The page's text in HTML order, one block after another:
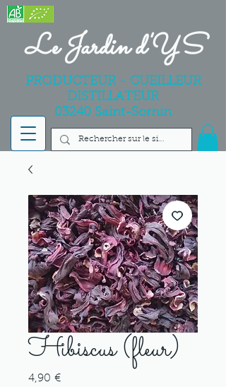
Le Jardin d'YS
PRODUCTEUR - CUEILLEUR
DISTILLATEUR
03240 Saint-Sornin
Hibiscus (fleur)
4,90 €Prix